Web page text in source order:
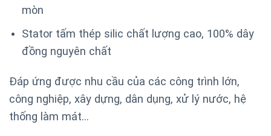
mòn
Stator tấm thép silic chất lượng cao, 100% dây
đồng nguyên chất
Đáp ứng được nhu cầu của các công trình lớn,
công nghiệp, xây dựng, dân dụng, xử lý nước, hệ
thống làm mát…